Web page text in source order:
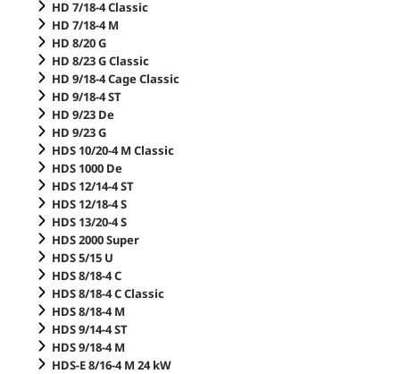
HD 7/18-4 Classic
HD 7/18-4 M
HD 8/20 G
HD 8/23 G Classic
HD 9/18-4 Cage Classic
HD 9/18-4 ST
HD 9/23 De
HD 9/23 G
HDS 10/20-4 M Classic
HDS 1000 De
HDS 12/14-4 ST
HDS 12/18-4 S
HDS 13/20-4 S
HDS 2000 Super
HDS 5/15 U
HDS 8/18-4 C
HDS 8/18-4 C Classic
HDS 8/18-4 M
HDS 9/14-4 ST
HDS 9/18-4 M
HDS-E 8/16-4 M 24 kW